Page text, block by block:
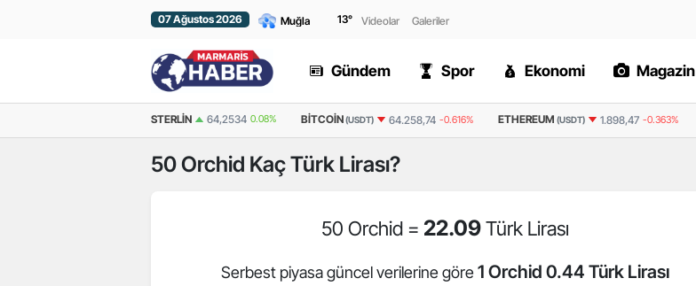
07 Ağustos 2026 13° Videolar Galeriler
Gündem Spor Ekonomi Magazin
STERLIN 64,2534 0.08% BITCOIN(USDT) 64.258,74 -0.616% ETHEREUM (USDT) 1.898,47 -0.363%
50Orchid Kaç Türk Lirası?
50 Orchid = 22.09Türk Lirası
Serbest piyasa güncel verilerine göre 1 Orchid 0.44 Türk Lirası